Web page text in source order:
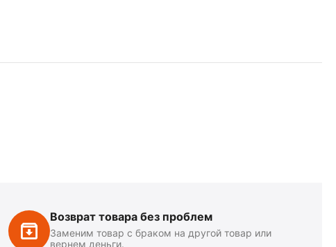
Возврат товара без проблем
Заменим товар с браком на другой товар или
вернем деньги.